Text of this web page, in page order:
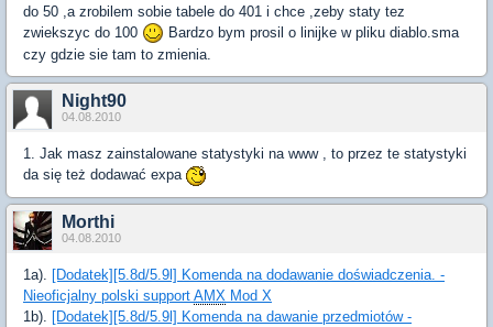
do 50 ,a zrobilem sobie tabele do 401 i chce ,zeby staty tez
zwiekszyc do 100
Bardzo bym prosil o linijke w pliku diablo.sma
czy gdzie sie tam to zmienia.
Night90
04.08.2010
1. Jak masz zainstalowane statystyki na www , to przez te statystyki
da się też dodawać expa
Morthi
04.08.2010
1a).
[Dodatek][5.8d/5.9l] Komenda na dodawanie doświadczenia. -
Nieoficjalny polski support AMX Mod X
1b).
[Dodatek][5.8d/5.9l] Komenda na dawanie przedmiotów -